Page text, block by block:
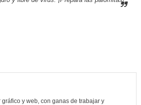
gráfico y web, con ganas de trabajar y